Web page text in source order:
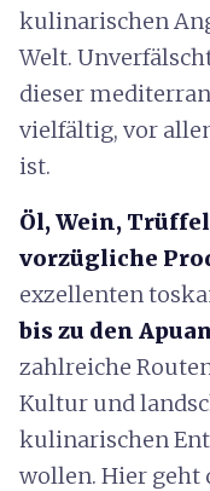
kulinarischen
Welt.
dieser
vielfältig, vor
ist.
Öl, Wein,
vorzügliche
exzellenten
bis zu den
zahlreiche
Kultur und
kulinarischen
wollen. Hier geht